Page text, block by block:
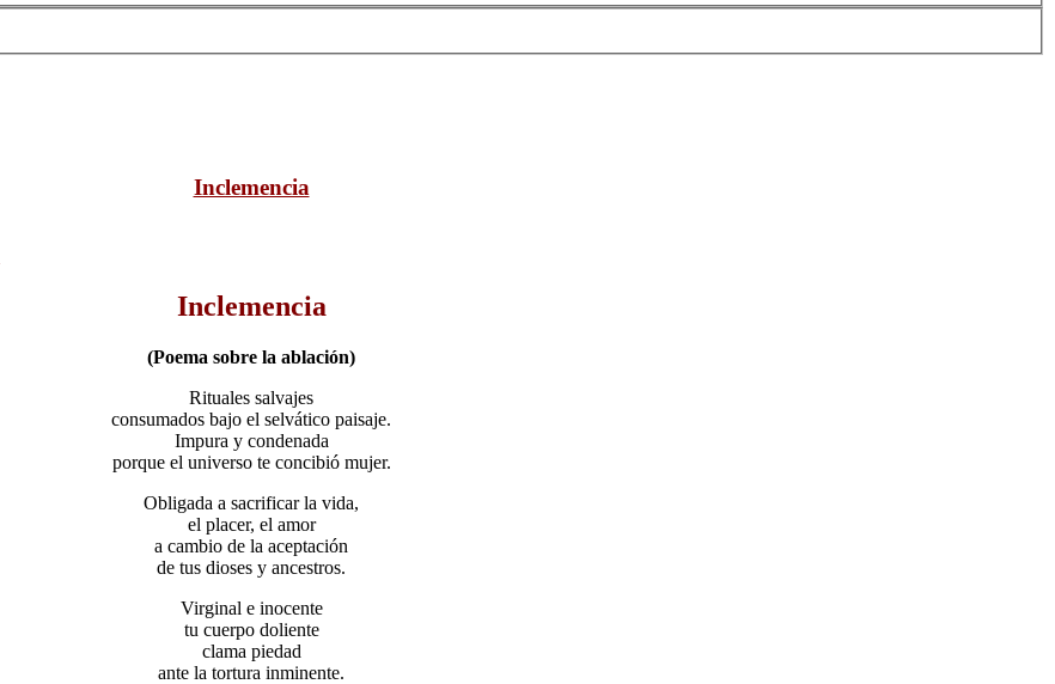
Inclemencia
Inclemencia
(Poema sobre la ablación)
Rituales salvajes
consumados bajo el selvático paisaje.
Impura y condenada
porque el universo te concibió mujer.
Obligada a sacrificar la vida,
el placer, el amor
a cambio de la aceptación
de tus dioses y ancestros.
Virginal e inocente
tu cuerpo doliente
clama piedad
ante la tortura inminente.